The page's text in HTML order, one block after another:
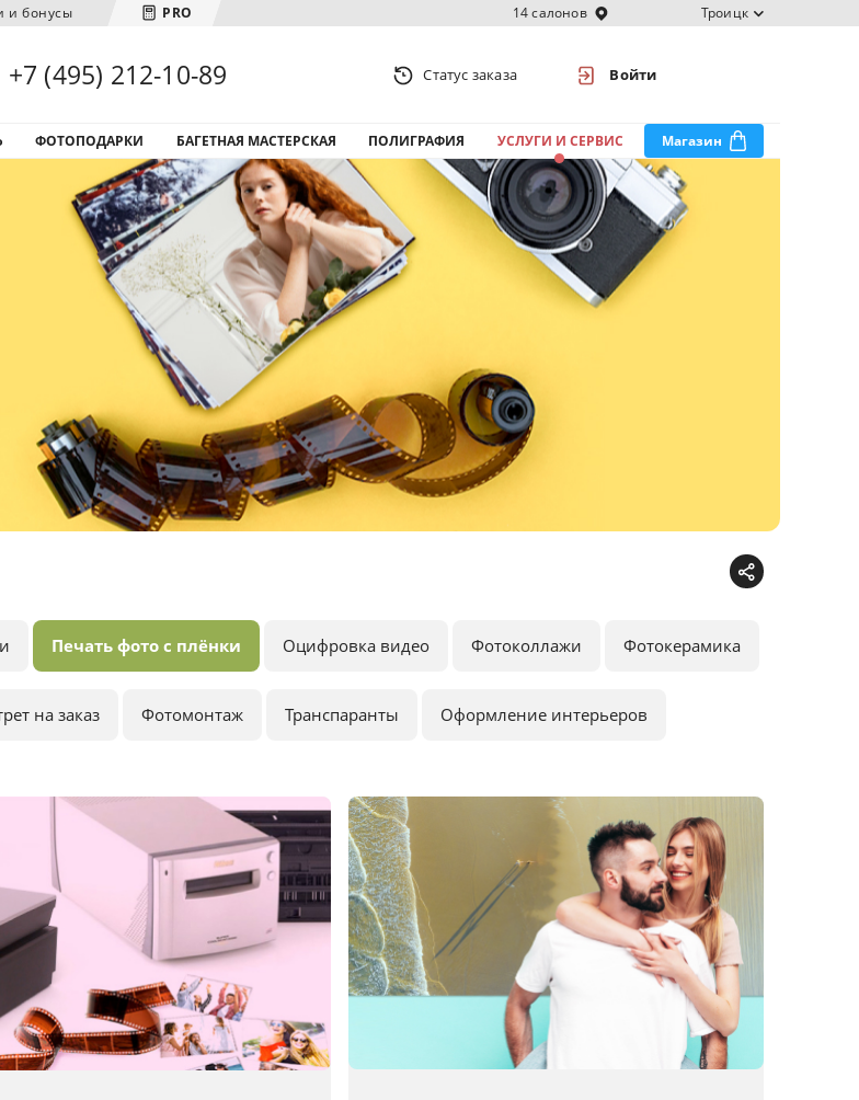
и бонусы PRO 14 салонов Троицк
городов...
+7 (495) 212-10-89 Статус заказа Войти
ФОТОПОДАРКИ БАГЕТНАЯ МАСТЕРСКАЯ ПОЛИГРАФИЯ УСЛУГИ И СЕРВИС Магазин
Печать фото с плёнки Оцифровка видео Фотоколлажи Фотокерамика
на заказ Фотомонтаж Транспаранты Оформление интерьеров